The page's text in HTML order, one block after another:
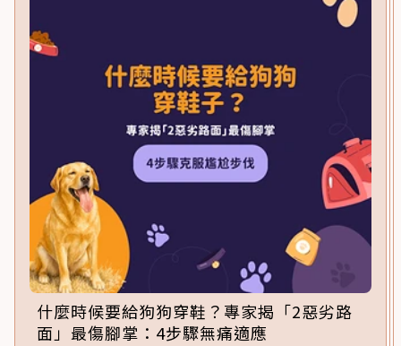
什麼時候要給狗狗穿鞋？專家揭「2惡劣路
面」最傷腳掌：4步驟無痛適應